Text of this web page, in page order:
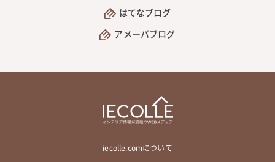
はてなブログ
アメーバブログ
iecolle.comについて